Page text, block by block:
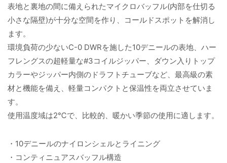
表地と裏地の間に備えられたマイクロバッフル(内部を仕切る
小さな隔壁)が十分な空間を作り、コールドスポットを解消し
ます。
環境負荷の少ないC-0 DWRを施した10デニールの表地、ハー
フレングスの超軽量な#3コイルジッパー、ダウン入りトップ
カラーやジッパー内側のドラフトチューブなど、最高級の素
材と機能を備え、軽量コンパクトと保温性を両立させていま
す。
使用温度域は2℃で、比較的、暖かい季節の使用に適します。
・10デニールのナイロンシェルとライニング
・コンティニュアスバッフル構造